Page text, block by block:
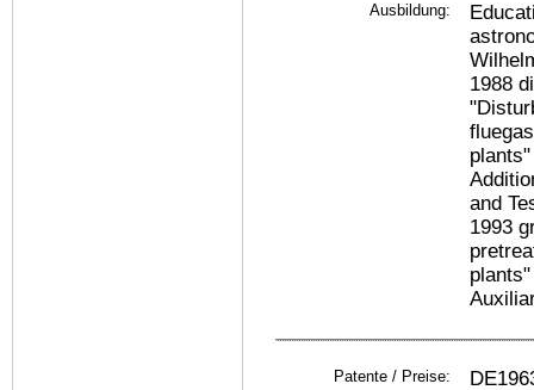
Ausbildung:
1988
plants"
and
1993
plants"
Patente / Preise: